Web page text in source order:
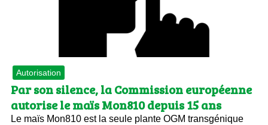
Autorisation
Par son silence, la Commission européenne
autorise le maïs Mon810 depuis 15 ans
Le maïs Mon810 est la seule plante OGM transgénique